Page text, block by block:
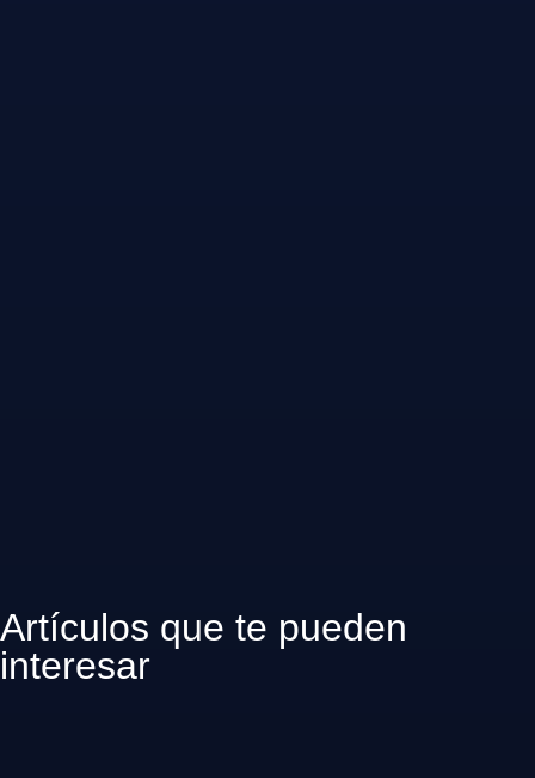
Artículos que te pueden
interesar